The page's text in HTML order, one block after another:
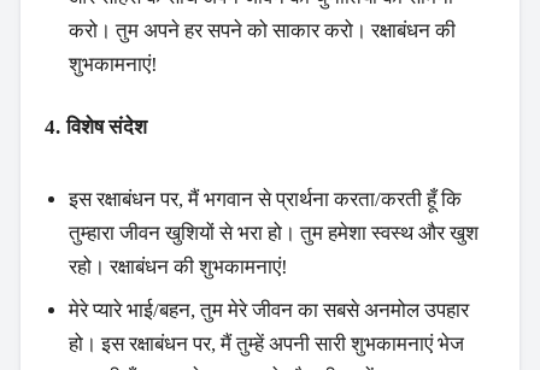
करो। तुम अपने हर सपने को साकार करो। रक्षाबंधन की
शुभकामनाएं!
4. विशेष संदेश
इस रक्षाबंधन पर, मैं भगवान से प्रार्थना करता/करती हूँ कि
तुम्हारा जीवन खुशियों से भरा हो। तुम हमेशा स्वस्थ और खुश
रहो। रक्षाबंधन की शुभकामनाएं!
मेरे प्यारे भाई/बहन, तुम मेरे जीवन का सबसे अनमोल उपहार
हो। इस रक्षाबंधन पर, मैं तुम्हें अपनी सारी शुभकामनाएं भेज